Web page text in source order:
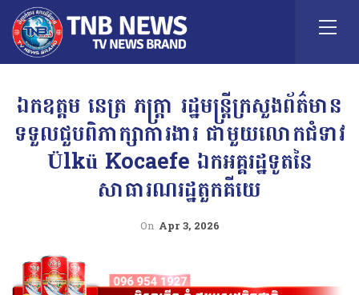
ឯកឧត្ដម នេត្រ ភក្ត្រា រដ្ឋមន្ដ្រីក្រសួងព័ត៌មាន
ទទួលជួបពិភាក្សាការងារ ជាមួយលោកជំទាវ
Ülkü Kocaefe ឯកអគ្គរដ្ឋទូតនៃ
សាធារណរដ្ឋតួកគីយេ
On Apr 3, 2026